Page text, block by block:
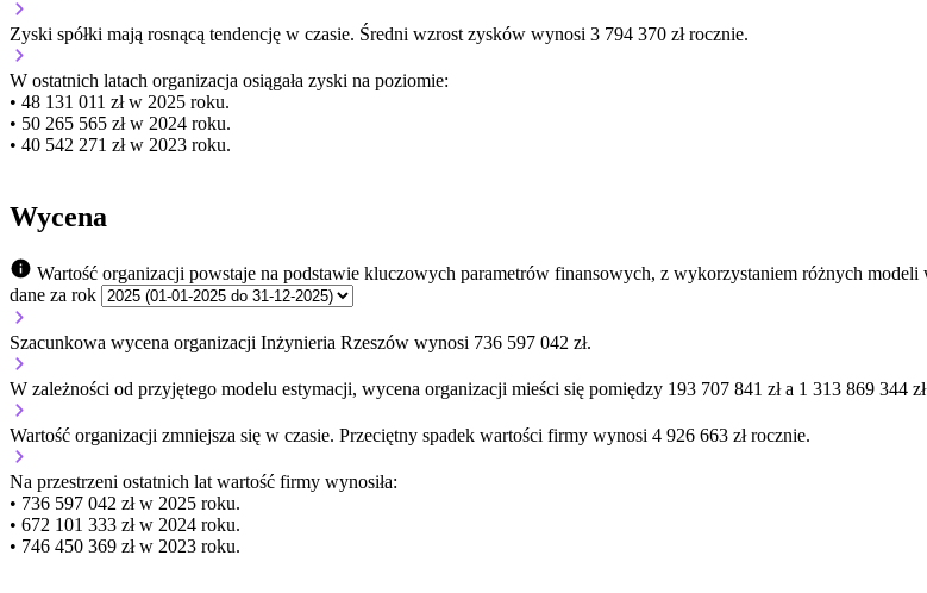
Zyski spółki mają rosnącą tendencję w czasie. Średni wzrost zysków wynosi 3 794 370 zł rocznie.
W ostatnich latach organizacja osiągała zyski na poziomie:
• 48 131 011 zł w 2025 roku.
• 50 265 565 zł w 2024 roku.
• 40 542 271 zł w 2023 roku.
Wycena
Wartość organizacji powstaje na podstawie kluczowych parametrów finansowych, z wykorzystaniem różnych
dane za rok
Szacunkowa wycena organizacji Inżynieria Rzeszów wynosi 736 597 042 zł.
W zależności od przyjętego modelu estymacji, wycena organizacji mieści się pomiędzy 193 707 841 zł a 1 313 869 344
Wartość organizacji zmniejsza się w czasie. Przeciętny spadek wartości firmy wynosi 4 926 663 zł rocznie.
Na przestrzeni ostatnich lat wartość firmy wynosiła:
• 736 597 042 zł w 2025 roku.
• 672 101 333 zł w 2024 roku.
• 746 450 369 zł w 2023 roku.